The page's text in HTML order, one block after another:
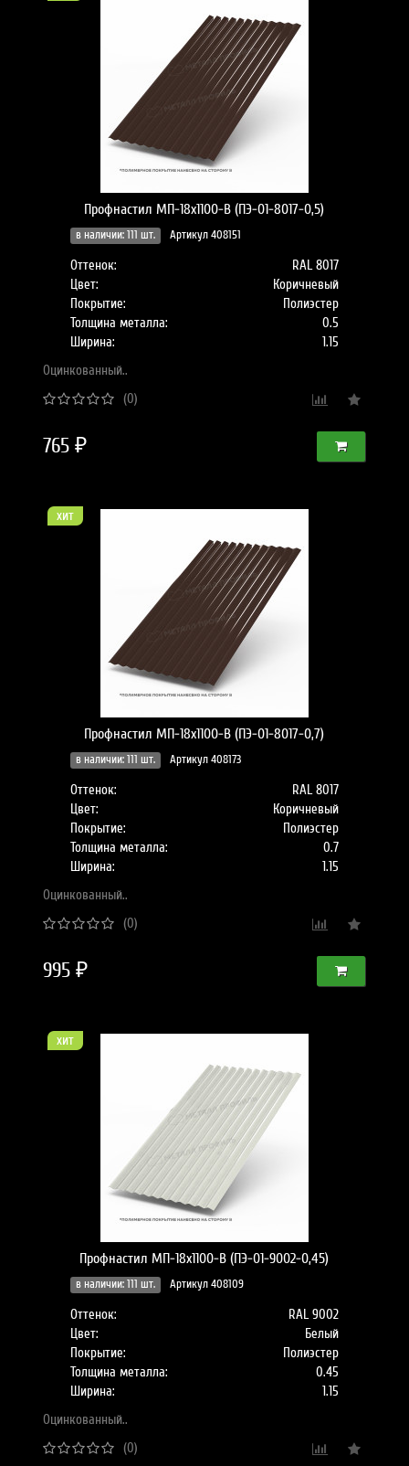
Профнастил МП-18x1100-B (ПЭ-01-8017-0,5)
в наличии: 111 шт. Артикул 408151
Оттенок:
RAL 8017
Цвет:
Коричневый
Покрытие:
Полиэстер
Толщина металла:
0.5
Ширина:
1.15
Оцинкованный..
(0)
765 ₽
хит
Профнастил МП-18x1100-B (ПЭ-01-8017-0,7)
в наличии: 111 шт. Артикул 408173
Оттенок:
RAL 8017
Цвет:
Коричневый
Покрытие:
Полиэстер
Толщина металла:
0.7
Ширина:
1.15
Оцинкованный..
(0)
995 ₽
хит
Профнастил МП-18x1100-B (ПЭ-01-9002-0,45)
в наличии: 111 шт. Артикул 408109
Оттенок:
RAL 9002
Цвет:
Белый
Покрытие:
Полиэстер
Толщина металла:
0.45
Ширина:
1.15
Оцинкованный..
(0)